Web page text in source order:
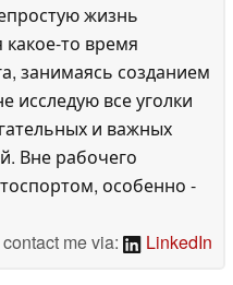
жизнь
какое-то время
занимаясь созданием
исследую все уголки
и важных
Вне рабочего
особенно -
contact me via:
LinkedIn